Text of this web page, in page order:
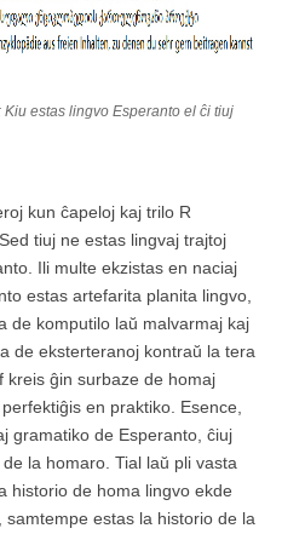
estas lingvo Esperanto el ĉi tiuj
kun ĉapeloj kaj trilo R
tiuj ne estas lingvaj trajtoj
Ili multe ekzistas en naciaj
estas artefarita planita lingvo,
de komputilo laŭ malvarmaj kaj
de eksterteranoj kontraŭ la tera
kreis ĝin surbaze de homaj
en praktiko. Esence,
gramatiko de Esperanto, ĉiuj
la homaro. Tial laŭ pli vasta
historio de homa lingvo ekde
estas la historio de la